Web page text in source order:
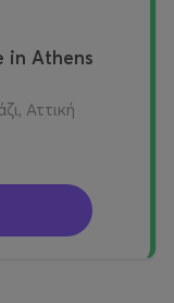
in Athens
Αττική